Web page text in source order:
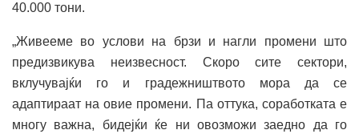
40.000 тони.
„Живееме во услови на брзи и нагли промени што
предизвикува неизвесност. Скоро сите сектори,
вклучувајќи го и градежништвото мора да се
адаптираат на овие промени. Па оттука, соработката е
многу важна, бидејќи ќе ни овозможи заедно да го